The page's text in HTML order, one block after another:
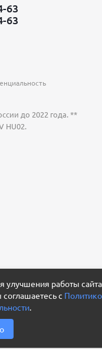
63
63
до 2022 года. **
HU02.
работы
с
.